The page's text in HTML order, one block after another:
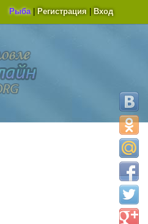
Рыба| Регистрация Вход